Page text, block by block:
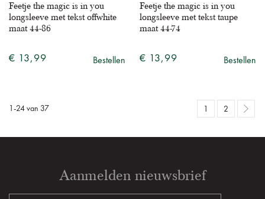
Feetje the magic is in you
longsleeve met tekst offwhite
maat 44-86
€ 13,99 Bestellen
Feetje the magic is in you
longsleeve met tekst taupe
maat 44-74
€ 13,99 Bestellen
-24 van 37 2
Aanmelden nieuwsbrief